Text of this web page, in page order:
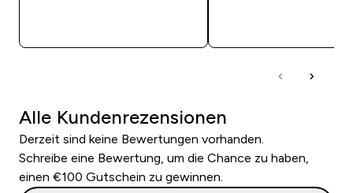
Alle Kundenrezensionen
Derzeit sind keine Bewertungen vorhanden.
Schreibe eine Bewertung, um die Chance zu haben,
einen €100 Gutschein zu gewinnen.